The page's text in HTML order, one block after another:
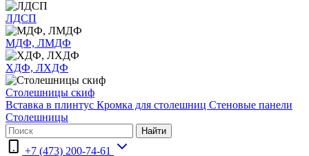
ЛДСП
МДФ, ЛМДФ
ХДФ, ЛХДФ
Столешницы скиф
Вставка в плинтус Кромка для столешниц Стеновые панели
Столешницы
Найти
+7 (473) 200-74-61